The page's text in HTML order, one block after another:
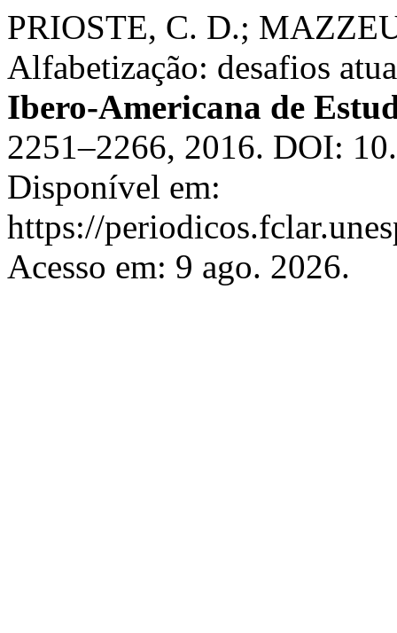
PRIOSTE, C. D.;
Alfabetização: desafios
Ibero-Americana de
2251–2266, 2016. DOI:
Disponível em:
https://
Acesso em: 9 ago. 2026.